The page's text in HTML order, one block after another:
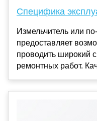
Специфика
Измельчитель или
предоставляет
проводить широкий